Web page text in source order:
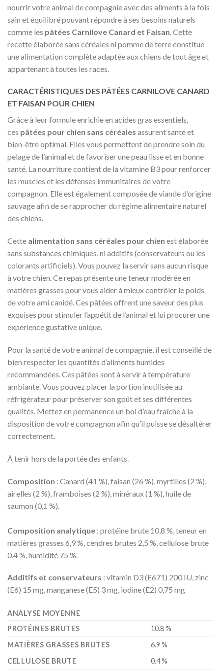
nourrir votre animal de compagnie avec des aliments à la fois
sain et équilibré pouvant répondre à ses besoins naturels
comme les pâtées Carnilove Canard et Faisan . Cette
recette élaborée sans céréales ni pomme de terre constitue
une alimentation complète adaptée aux chiens de tout âge et
appartenant à toutes les races.
CARACTÉRISTIQUES DES PÂTÉES CARNILOVE CANARD
ET FAISAN POUR CHIEN
Grâce à leur formule enrichie en acides gras essentiels,
ces pâtées pour chien sans céréales assurent santé et
bien-être optimal. Elles vous permettent de prendre soin du
pelage de l’animal et de favoriser une peau lisse et en bonne
santé. La nourriture contient de la vitamine B3 pour renforcer
les muscles et les défenses immunitaires de votre
compagnon. Elle est également composée de viande d’origine
sauvage afin de se rapprocher du régime alimentaire naturel
des chiens.
Cette alimentation sans céréales pour chien est élaborée
sans substances chimiques, ni additifs (conservateurs ou les
colorants artificiels). Vous pouvez la servir sans aucun risque
à votre chien. Ce repas présente une teneur modérée en
matières grasses pour vous aider à mieux contrôler le poids
de votre ami canidé. Ces pâtées offrent une saveur des plus
exquises pour stimuler l’appétit de l’animal et lui procurer une
expérience gustative unique.
Pour la santé de votre animal de compagnie, il est conseillé de
bien respecter les quantités d’aliments humides
recommandées. Ces pâtées sont à servir à température
ambiante. Vous pouvez placer la portion inutilisée au
réfrigérateur pour préserver son goût et ses différentes
qualités. Mettez en permanence un bol d’eau fraîche à la
disposition de votre compagnon afin qu’il puisse se désaltérer
correctement.
À tenir hors de la portée des enfants.
Composition : Canard (41 %), faisan (26 %), myrtilles (2 %),
airelles (2 %), framboises (2 %), minéraux (1 %), huile de
saumon (0,1 %).
Composition analytique : protéine brute 10,8 %, teneur en
matières grasses 6,9 %, cendres brutes 2,5 %, cellulose brute
0,4 %, humidité 75 %.
Additifs et conservateurs : vitamin D3 (E671) 200 IU, zinc
(E6) 15 mg, manganese (E5) 3 mg, iodine (E2) 0,75 mg
ANALYSE MOYENNE
PROTÉINES BRUTES
10.8 %
MATIÈRES GRASSES BRUTES
6.9 %
CELLULOSE BRUTE
0.4 %